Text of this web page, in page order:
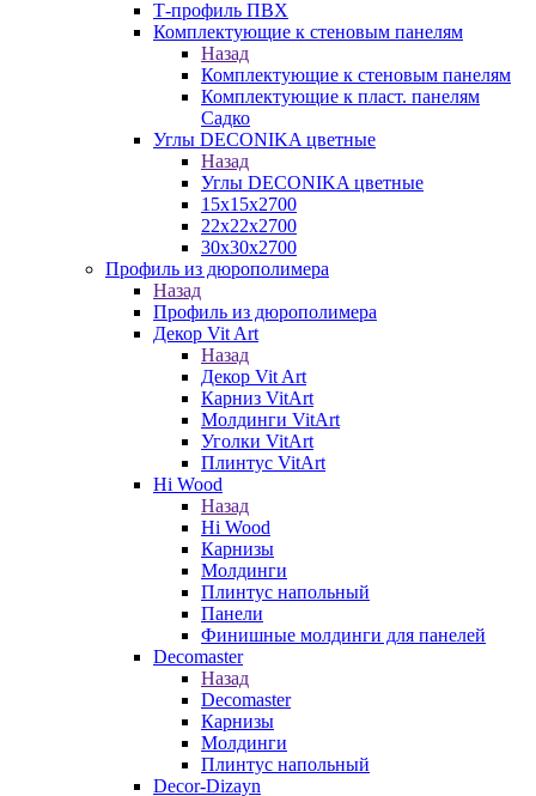
Т-профиль ПВХ
Комплектующие к стеновым панелям
Назад
Комплектующие к стеновым панелям
Комплектующие к пласт. панелям
Садко
Углы DECONIKA цветные
Назад
Углы DECONIKA цветные
15х15х2700
22х22х2700
30х30х2700
Профиль из дюрополимера
Назад
Профиль из дюрополимера
Декор Vit Art
Назад
Декор Vit Art
Карниз VitArt
Молдинги VitArt
Уголки VitArt
Плинтус VitArt
Hi Wood
Назад
Hi Wood
Карнизы
Молдинги
Плинтус напольный
Панели
Финишные молдинги для панелей
Decomaster
Назад
Decomaster
Карнизы
Молдинги
Плинтус напольный
Decor-Dizayn